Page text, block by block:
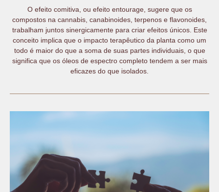
O efeito comitiva, ou efeito entourage, sugere que os
compostos na cannabis, canabinoides, terpenos e flavonoides,
trabalham juntos sinergicamente para criar efeitos únicos. Este
conceito implica que o impacto terapêutico da planta como um
todo é maior do que a soma de suas partes individuais, o que
significa que os óleos de espectro completo tendem a ser mais
eficazes do que isolados.